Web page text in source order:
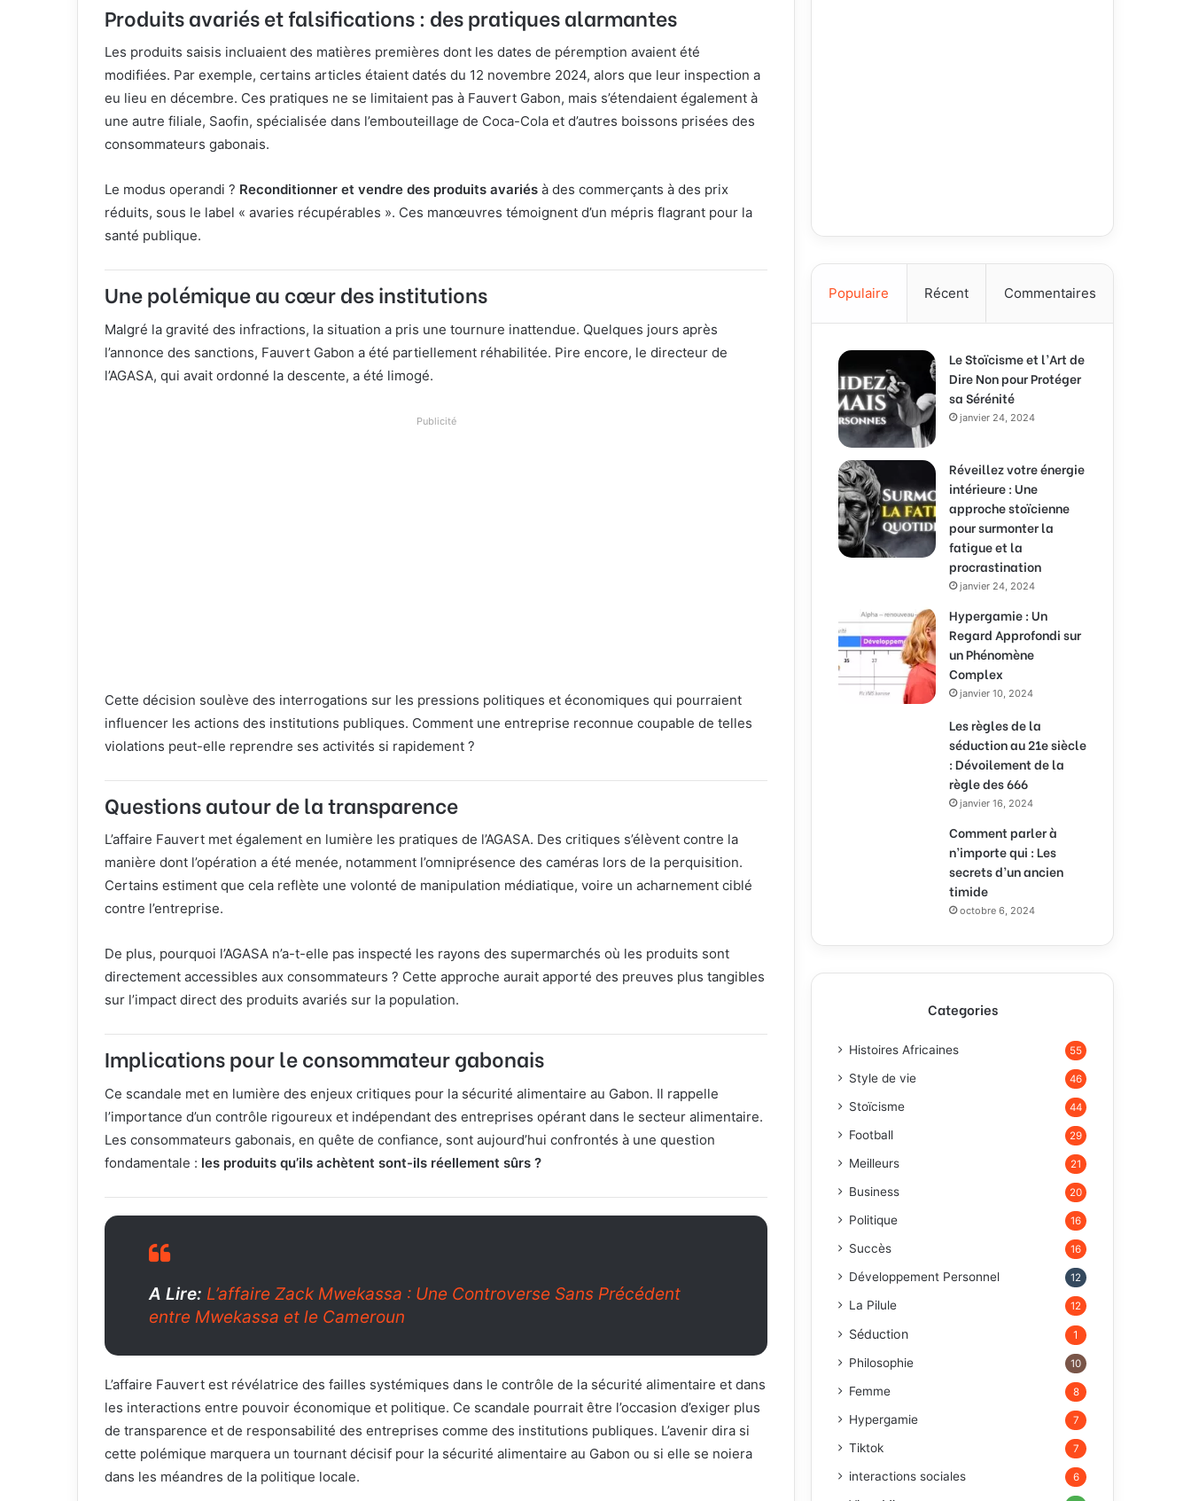
Produits avariés et falsifications : des pratiques alarmantes
Les produits saisis incluaient des matières premières dont les dates de péremption avaient été
modifiées. Par exemple, certains articles étaient datés du 12 novembre 2024, alors que leur inspection a
eu lieu en décembre. Ces pratiques ne se limitaient pas à Fauvert Gabon, mais s’étendaient également à
une autre filiale, Saofin, spécialisée dans l’embouteillage de Coca-Cola et d’autres boissons prisées des
consommateurs gabonais.
Le modus operandi ? Reconditionner et vendre des produits avariés à des commerçants à des prix
réduits, sous le label « avaries récupérables ». Ces manœuvres témoignent d’un mépris flagrant pour la
santé publique.
Une polémique au cœur des institutions
Malgré la gravité des infractions, la situation a pris une tournure inattendue. Quelques jours après
l’annonce des sanctions, Fauvert Gabon a été partiellement réhabilitée. Pire encore, le directeur de
l’AGASA, qui avait ordonné la descente, a été limogé.
Publicité
Cette décision soulève des interrogations sur les pressions politiques et économiques qui pourraient
influencer les actions des institutions publiques. Comment une entreprise reconnue coupable de telles
violations peut-elle reprendre ses activités si rapidement ?
Questions autour de la transparence
L’affaire Fauvert met également en lumière les pratiques de l’AGASA. Des critiques s’élèvent contre la
manière dont l’opération a été menée, notamment l’omniprésence des caméras lors de la perquisition.
Certains estiment que cela reflète une volonté de manipulation médiatique, voire un acharnement ciblé
contre l’entreprise.
De plus, pourquoi l’AGASA n’a-t-elle pas inspecté les rayons des supermarchés où les produits sont
directement accessibles aux consommateurs ? Cette approche aurait apporté des preuves plus tangibles
sur l’impact direct des produits avariés sur la population.
Implications pour le consommateur gabonais
Ce scandale met en lumière des enjeux critiques pour la sécurité alimentaire au Gabon. Il rappelle
l’importance d’un contrôle rigoureux et indépendant des entreprises opérant dans le secteur alimentaire.
Les consommateurs gabonais, en quête de confiance, sont aujourd’hui confrontés à une question
fondamentale : les produits qu’ils achètent sont-ils réellement sûrs ?
A Lire: L’affaire Zack Mwekassa : Une Controverse Sans Précédent
entre Mwekassa et le Cameroun
L’affaire Fauvert est révélatrice des failles systémiques dans le contrôle de la sécurité alimentaire et dans
les interactions entre pouvoir économique et politique. Ce scandale pourrait être l’occasion d’exiger plus
de transparence et de responsabilité des entreprises comme des institutions publiques. L’avenir dira si
cette polémique marquera un tournant décisif pour la sécurité alimentaire au Gabon ou si elle se noiera
dans les méandres de la politique locale.
Populaire Récent Commentaires
Le Stoïcisme et l’Art de
Dire Non pour Protéger
sa Sérénité
janvier 24, 2024
Réveillez votre énergie
intérieure : Une
approche stoïcienne
pour surmonter la
fatigue et la
procrastination
janvier 24, 2024
Hypergamie : Un
Regard Approfondi sur
un Phénomène
Complex
janvier 10, 2024
Les règles de la
séduction au 21e siècle
: Dévoilement de la
règle des 666
janvier 16, 2024
Comment parler à
n’importe qui : Les
secrets d’un ancien
timide
octobre 6, 2024
Categories
Histoires Africaines 55
Style de vie 46
Stoïcisme 44
Football 29
Meilleurs 21
Business 20
Politique 16
Succès 16
Développement Personnel 12
La Pilule 12
Séduction 1
Philosophie 10
Femme 8
Hypergamie 7
Tiktok 7
interactions sociales 6